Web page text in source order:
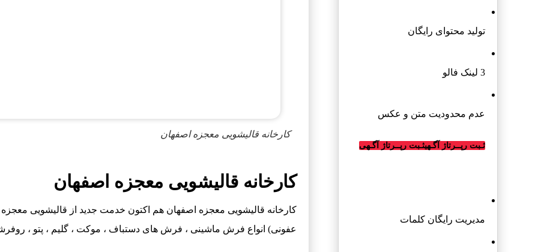
کارخانه قالیشویی معجزه اصفهان
کارخانه قالیشویی معجزه اصفهان
کارخانه قالیشویی معجزه اصفهان هم اکتون خدمت جدید از قالیشویی معجزه
عفونی) انواع فرش ماشینی ، فرش های دستباف ، موکت ، گلیم ، پتو ،
تولید محتوای رایگان
3 لینک فالو
عدم محدودیت متن و عکس
ثـبت رپــرتاژ آگـهیثـبت رپــرتاژ آگـهی
مدیریت رایگان کلمات